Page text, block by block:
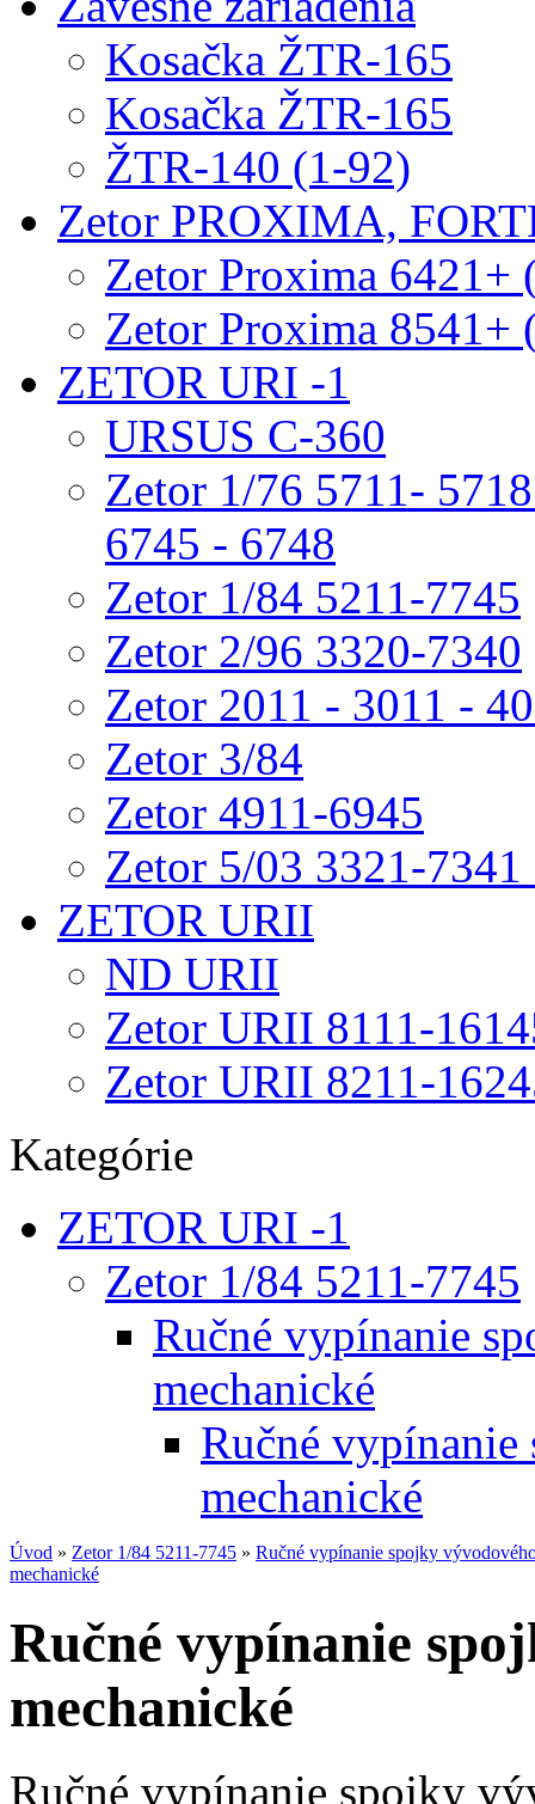
Kosačka ŽTR-165
Kosačka ŽTR-165
ŽTR-140 (1-92)
Zetor PROXIMA,
Zetor Proxima 6421+
Zetor Proxima 8541+
ZETOR URI -1
URSUS C-360
Zetor 1/76 5711-
6745 - 6748
Zetor 1/84 5211-7745
Zetor 2/96 3320-7340
Zetor 2011 - 3011 -
Zetor 3/84
Zetor 4911-6945
Zetor 5/03 3321-7341
ZETOR URII
ND URII
Zetor URII 8111-
Zetor URII 8211-
Kategórie
ZETOR URI -1
Zetor 1/84 5211-7745
Ručné vypínanie
mechanické
Ručné
mechanické
Úvod » Zetor 1/84 5211-7745 » Ručné vypínanie spojky
mechanické
Ručné vypínanie
mechanické
Ručné vypínanie spojky